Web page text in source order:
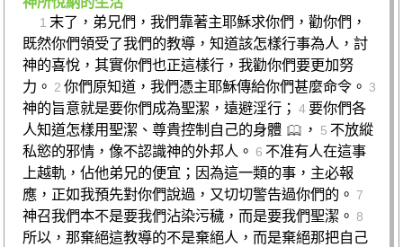
1 末了，弟兄們，我們靠著主耶穌求你們，勸你們，
既然你們領受了我們的教導，知道該怎樣行事為人，討
神的喜悅，其實你們也正這樣行，我勸你們要更加努
力。 2 你們原知道，我們憑主耶穌傳給你們甚麼命令。 3
神的旨意就是要你們成為聖潔，遠避淫行； 4要你們各
人知道怎樣用聖潔、尊貴控制自己的身體
， 5 不放縱
私慾的邪情，像不認識神的外邦人。 6 不准有人在這事
上越軌，佔他弟兄的便宜；因為這一類的事，主必報
應，正如我預先對你們說過，又切切警告過你們的。 7
神召我們本不是要我們沾染污穢，而是要我們聖潔。 8
所以，那棄絕這教導的不是棄絕人，而是棄絕那把自己